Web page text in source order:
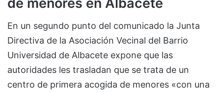
En un segundo punto del comunicado la Junta
Directiva de la Asociación Vecinal del Barrio
Universidad de Albacete expone que las
autoridades les trasladan que se trata de un
centro de primera acogida de menores «con una